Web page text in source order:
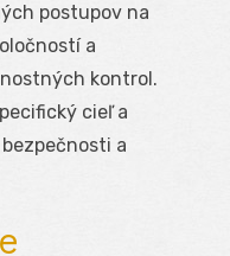
postupov na
a
kontrol.
cieľ a
a